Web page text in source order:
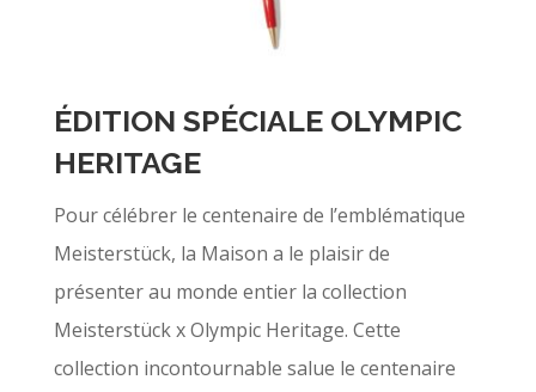
ÉDITION SPÉCIALE OLYMPIC
HERITAGE
Pour célébrer le centenaire de l’emblématique
Meisterstück, la Maison a le plaisir de
présenter au monde entier la collection
Meisterstück x Olympic Heritage. Cette
collection incontournable salue le centenaire